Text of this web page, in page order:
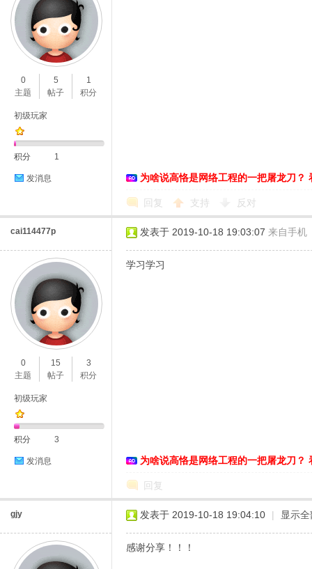
0
主题
5
帖子
1
积分
初级玩家
积分 1
发消息 为啥说高恪是网络工程的一把屠龙刀？
回复 支持 反对
cai114477p
0
主题
15
帖子
3
积分
初级玩家
积分 3
发消息
发表于 2019-10-18 19:03:07 来自手机
学习学习
为啥说高恪是网络工程的一把屠龙刀？
回复
gjy 发表于 2019-10-18 19:04:10 | 显示
感谢分享！！！